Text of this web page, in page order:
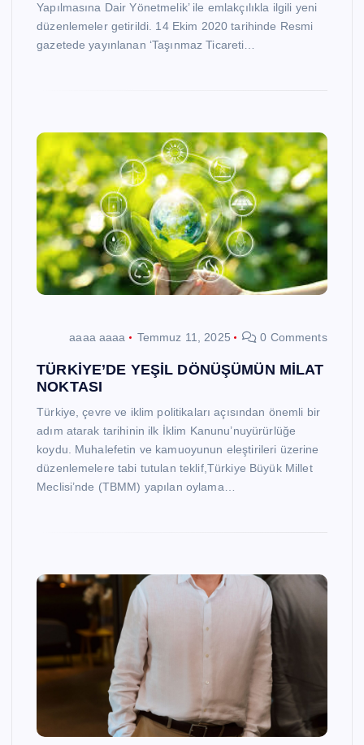
Yapılmasına Dair Yönetmelik’ ile emlakçılıkla ilgili yeni
düzenlemeler getirildi. 14 Ekim 2020 tarihinde Resmi
gazetede yayınlanan ‘Taşınmaz Ticareti…
aaaa aaaa Temmuz 11, 2025 0 Comments
TÜRKİYE’DE YEŞİL DÖNÜŞÜMÜN MİLAT
NOKTASI
Türkiye, çevre ve iklim politikaları açısından önemli bir
adım atarak tarihinin ilk İklim Kanunu’nuyürürlüğe
koydu. Muhalefetin ve kamuoyunun eleştirileri üzerine
düzenlemelere tabi tutulan teklif,Türkiye Büyük Millet
Meclisi’nde (TBMM) yapılan oylama…